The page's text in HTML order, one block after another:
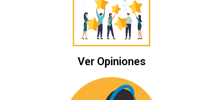
Ver Opiniones